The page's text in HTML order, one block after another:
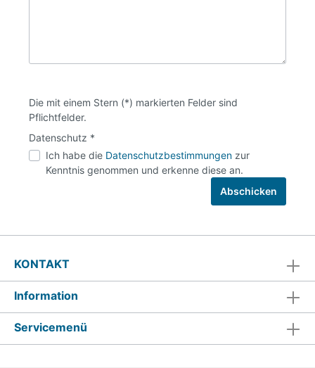
Die mit einem Stern (*) markierten Felder sind
Pflichtfelder.
Datenschutz *
Ich habe die Datenschutzbestimmungen zur
Kenntnis genommen und erkenne diese an.
Abschicken
KONTAKT
Information
Servicemenü